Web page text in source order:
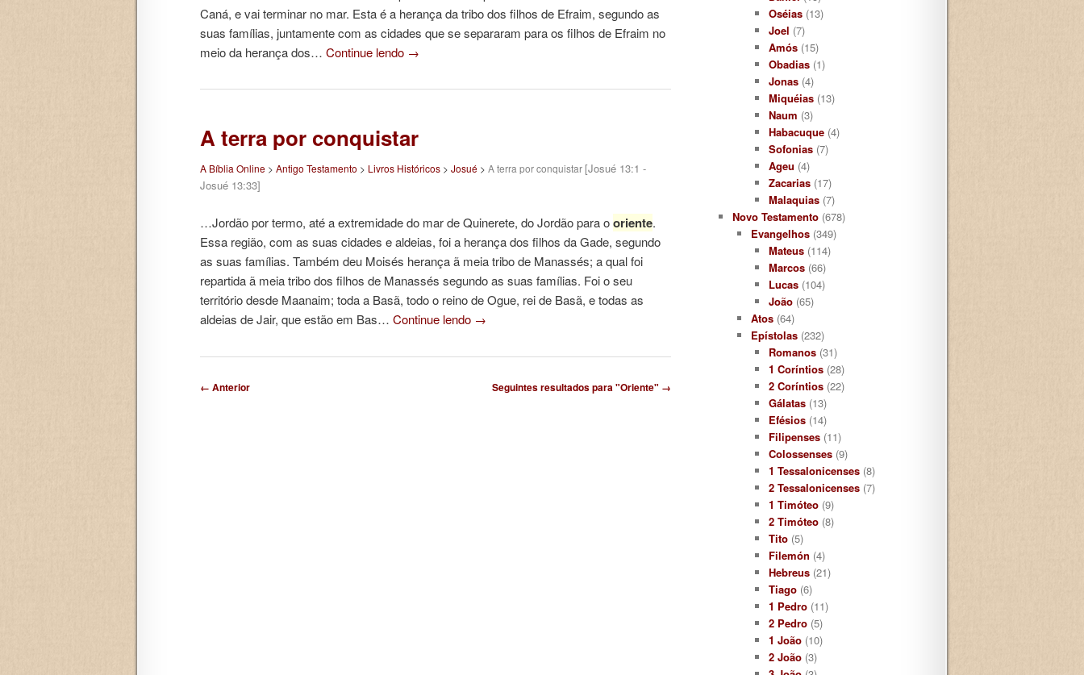
Caná, e vai terminar no mar. Esta é a herança da tribo dos filhos de Efraim, segundo as
suas famílias, juntamente com as cidades que se separaram para os filhos de Efraim no
meio da herança dos… Continue lendo →
A terra por conquistar
A Bíblia Online > Antigo Testamento > Livros Históricos > Josué > A terra por conquistar [Josué 13:1 -
Josué 13:33]
…Jordão por termo, até a extremidade do mar de Quinerete, do Jordão para ooriente.
Essa região, com as suas cidades e aldeias, foi a herança dos filhos da Gade, segundo
as suas famílias. Também deu Moisés herança ã meia tribo de Manassés; a qual foi
repartida ã meia tribo dos filhos de Manassés segundo as suas famílias. Foi o seu
território desde Maanaim; toda a Basã, todo o reino de Ogue, rei de Basã, e todas as
aldeias de Jair, que estão em Bas… Continue lendo →
Navegação de posts Seguintes resultados para "Oriente" →
← Anterior
Oséias (13)
Joel (7)
Amós (15)
Obadias (1)
Jonas (4)
Miquéias (13)
Naum (3)
Habacuque (4)
Sofonias (7)
Ageu (4)
Zacarias (17)
Malaquias (7)
Novo Testamento (678)
Evangelhos(349)
Mateus (114)
Marcos (66)
Lucas (104)
João (65)
Atos(64)
Epístolas(232)
Romanos (31)
1 Coríntios (28)
2 Coríntios (22)
Gálatas (13)
Efésios (14)
Filipenses (11)
Colossenses (9)
1 Tessalonicenses (8)
2 Tessalonicenses (7)
1 Timóteo (9)
2 Timóteo (8)
Tito (5)
Filemón (4)
Hebreus (21)
Tiago (6)
1 Pedro (11)
2 Pedro (5)
1 João (10)
2 João (3)